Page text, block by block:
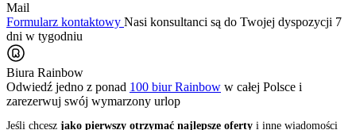
Mail
Formularz kontaktowy Nasi konsultanci są do Twojej dyspozycji 7
dni w tygodniu
Biura Rainbow
Odwiedź jedno z ponad 100 biur Rainbow w całej Polsce i
zarezerwuj swój wymarzony urlop
Jeśli chcesz jako pierwszy otrzymać najlepsze oferty i inne wiadomości